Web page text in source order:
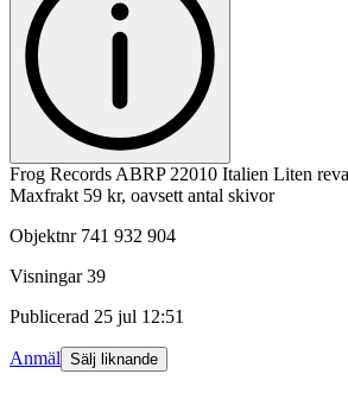
Frog Records ABRP 22010 Italien Liten
Maxfrakt 59 kr, oavsett antal skivor
Objektnr 741 932 904
Visningar 39
Publicerad 25 jul 12:51
Anmäl Sälj liknande